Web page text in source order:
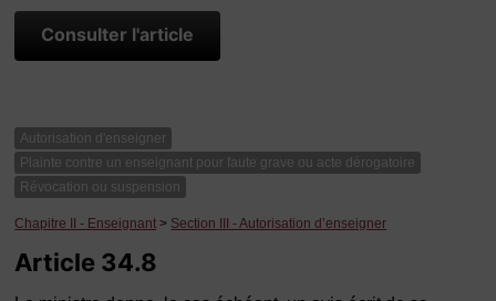
Consulter l'article
Autorisation d'enseigner
Plainte contre un enseignant pour faute grave ou acte dérogatoire
Révocation ou suspension
Chapitre II - Enseignant > Section III - Autorisation d’enseigner
Article 34.8